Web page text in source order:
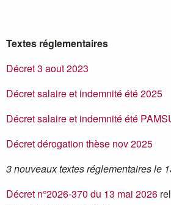
Textes réglementaires
Décret 3 aout 2023
Décret salaire et indemnité été 2025
Décret salaire et indemnité été
Décret dérogation thèse nov 2025
3 nouveaux textes réglementaires le
Décret n°2026-370 du 13 mai 2026